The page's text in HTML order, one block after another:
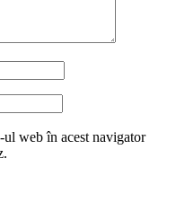
ul web în acest navigator